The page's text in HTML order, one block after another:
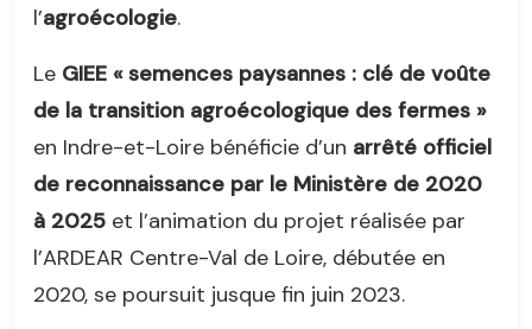
l’agroécologie.
Le GIEE « semences paysannes : clé de voûte
de la transition agroécologique des fermes »
en Indre-et-Loire bénéficie d’un arrêté officiel
de reconnaissance par le Ministère de 2020
à 2025 et l’animation du projet réalisée par
l’ARDEAR Centre-Val de Loire, débutée en
2020, se poursuit jusque fin juin 2023.